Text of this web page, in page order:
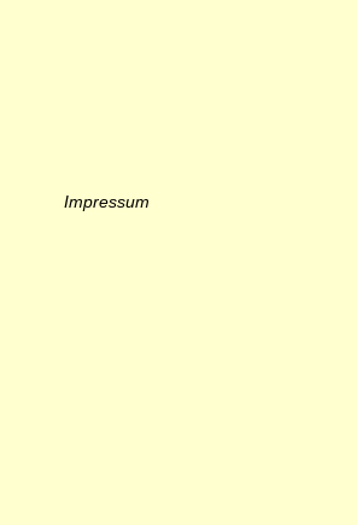
Impressum